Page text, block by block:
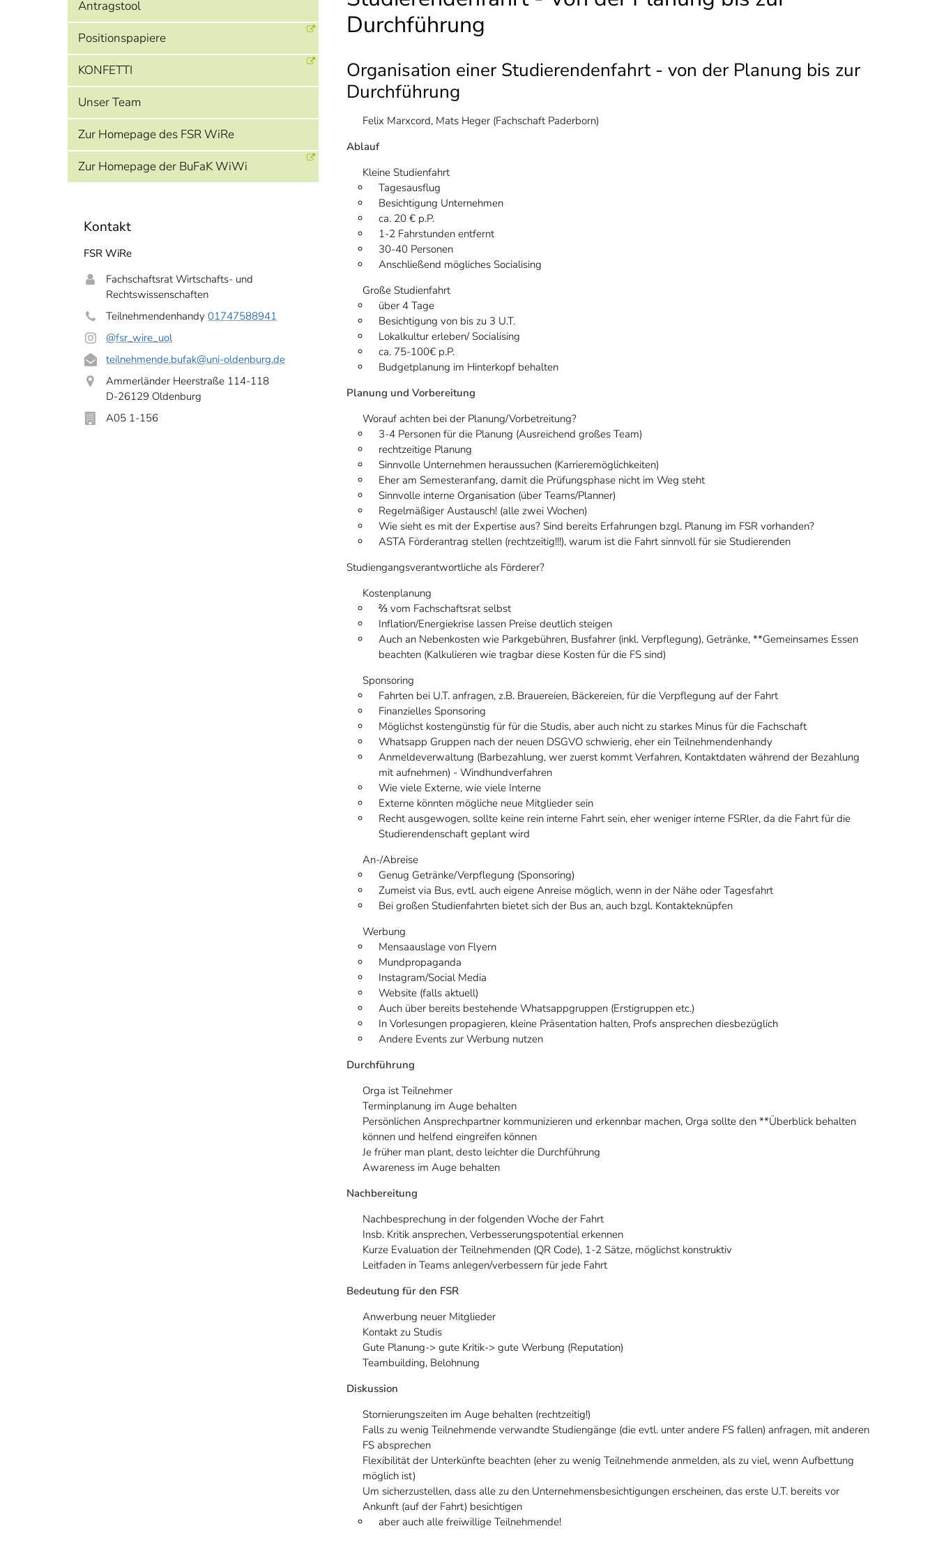
Antragstool
Positionspapiere
KONFETTI
Unser Team
Zur Homepage des FSR WiRe
Zur Homepage der BuFaK WiWi
Kontakt
FSR WiRe
Fachschaftsrat Wirtschafts- und
Rechtswissenschaften
Teilnehmendenhandy 01747588941
@fsr_wire_uol
teilnehmende.bufak@uni-oldenburg.de
Ammerländer Heerstraße 114-118
D-26129 Oldenburg
A05 1-156
Durchführung
Organisation einer Studierendenfahrt - von der Planung bis zur
Durchführung
Felix Marxcord, Mats Heger (Fachschaft Paderborn)
Ablauf
Kleine Studienfahrt
Tagesausflug
Besichtigung Unternehmen
ca. 20 € p.P.
1-2 Fahrstunden entfernt
30-40 Personen
Anschließend mögliches Socialising
Große Studienfahrt
über 4 Tage
Besichtigung von bis zu 3 U.T.
Lokalkultur erleben/ Socialising
ca. 75-100€ p.P.
Budgetplanung im Hinterkopf behalten
Planung und Vorbereitung
Worauf achten bei der Planung/Vorbetreitung?
3-4 Personen für die Planung (Ausreichend großes Team)
rechtzeitige Planung
Sinnvolle Unternehmen heraussuchen (Karrieremöglichkeiten)
Eher am Semesteranfang, damit die Prüfungsphase nicht im Weg steht
Sinnvolle interne Organisation (über Teams/Planner)
Regelmäßiger Austausch! (alle zwei Wochen)
Wie sieht es mit der Expertise aus? Sind bereits Erfahrungen bzgl. Planung im FSR vorhanden?
ASTA Förderantrag stellen (rechtzeitig!!!), warum ist die Fahrt sinnvoll für sie Studierenden
Studiengangsverantwortliche als Förderer?
Kostenplanung
⅔ vom Fachschaftsrat selbst
Inflation/Energiekrise lassen Preise deutlich steigen
Auch an Nebenkosten wie Parkgebühren, Busfahrer (inkl. Verpflegung), Getränke, **Gemeinsames Essen
beachten (Kalkulieren wie tragbar diese Kosten für die FS sind)
Sponsoring
Fahrten bei U.T. anfragen, z.B. Brauereien, Bäckereien, für die Verpflegung auf der Fahrt
Finanzielles Sponsoring
Möglichst kostengünstig für für die Studis, aber auch nicht zu starkes Minus für die Fachschaft
Whatsapp Gruppen nach der neuen DSGVO schwierig, eher ein Teilnehmendenhandy
Anmeldeverwaltung (Barbezahlung, wer zuerst kommt Verfahren, Kontaktdaten während der Bezahlung
mit aufnehmen) - Windhundverfahren
Wie viele Externe, wie viele Interne
Externe könnten mögliche neue Mitglieder sein
Recht ausgewogen, sollte keine rein interne Fahrt sein, eher weniger interne FSRler, da die Fahrt für die
Studierendenschaft geplant wird
An-/Abreise
Genug Getränke/Verpflegung (Sponsoring)
Zumeist via Bus, evtl. auch eigene Anreise möglich, wenn in der Nähe oder Tagesfahrt
Bei großen Studienfahrten bietet sich der Bus an, auch bzgl. Kontakteknüpfen
Werbung
Mensaauslage von Flyern
Mundpropaganda
Instagram/Social Media
Website (falls aktuell)
Auch über bereits bestehende Whatsappgruppen (Erstigruppen etc.)
In Vorlesungen propagieren, kleine Präsentation halten, Profs ansprechen diesbezüglich
Andere Events zur Werbung nutzen
Durchführung
Orga ist Teilnehmer
Terminplanung im Auge behalten
Persönlichen Ansprechpartner kommunizieren und erkennbar machen, Orga sollte den **Überblick behalten
können und helfend eingreifen können
Je früher man plant, desto leichter die Durchführung
Awareness im Auge behalten
Nachbereitung
Nachbesprechung in der folgenden Woche der Fahrt
Insb. Kritik ansprechen, Verbesserungspotential erkennen
Kurze Evaluation der Teilnehmenden (QR Code), 1-2 Sätze, möglichst konstruktiv
Leitfaden in Teams anlegen/verbessern für jede Fahrt
Bedeutung für den FSR
Anwerbung neuer Mitglieder
Kontakt zu Studis
Gute Planung-> gute Kritik-> gute Werbung (Reputation)
Teambuilding, Belohnung
Diskussion
Stornierungszeiten im Auge behalten (rechtzeitig!)
Falls zu wenig Teilnehmende verwandte Studiengänge (die evtl. unter andere FS fallen) anfragen, mit anderen
FS absprechen
Flexibilität der Unterkünfte beachten (eher zu wenig Teilnehmende anmelden, als zu viel, wenn Aufbettung
möglich ist)
Um sicherzustellen, dass alle zu den Unternehmensbesichtigungen erscheinen, das erste U.T. bereits vor
Ankunft (auf der Fahrt) besichtigen
aber auch alle freiwillige Teilnehmende!